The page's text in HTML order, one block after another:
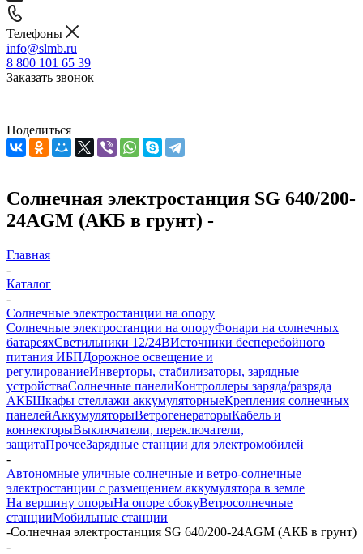
Телефоны
info@slmb.ru
8 800 101 65 39
Заказать звонок
Поделиться
Солнечная электростанция SG 640/200-
24AGM (АКБ в грунт) -
Главная
-
Каталог
-
Солнечные электростанции на опору
Солнечные электростанции на опоруФонари на солнечных
батареяхСветильники 12/24ВИсточники бесперебойного
питания ИБПДорожное освещение и
регулированиеИнверторы, стабилизаторы, зарядные
устройстваСолнечные панелиКонтроллеры заряда/разряда
АКБШкафы стеллажи аккумуляторныеКрепления солнечных
панелейАккумуляторыВетрогенераторыКабель и
коннекторыВыключатели, переключатели,
защитаПрочееЗарядные станции для электромобилей
-
Автономные уличные солнечные и ветро-солнечные
электростанции с размещением аккумулятора в земле
На вершину опорыНа опоре сбокуВетросолнечные
станцииМобильные станции
-Солнечная электростанция SG 640/200-24AGM (АКБ в грунт)
-